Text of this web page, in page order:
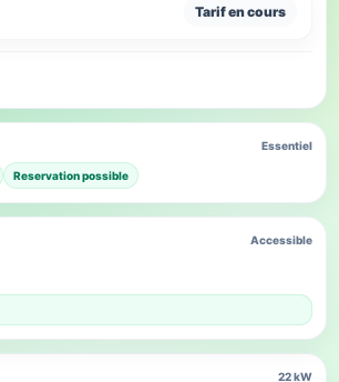
Tarif en cours
Essentiel
Reservation possible
22 kW
Accessible